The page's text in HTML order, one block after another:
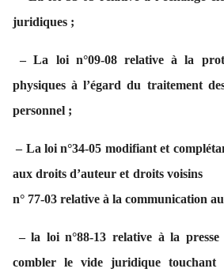
juridiques ;
– La loi n°09-08 relative à la
physiques à l’égard du traitement
personnel ;
– La loi n°34-05 modifiant et
aux droits d’auteur et
n° 77-03 relative à la communication
–la loi n°88-13 relative à la
combler le vide juridique touchant